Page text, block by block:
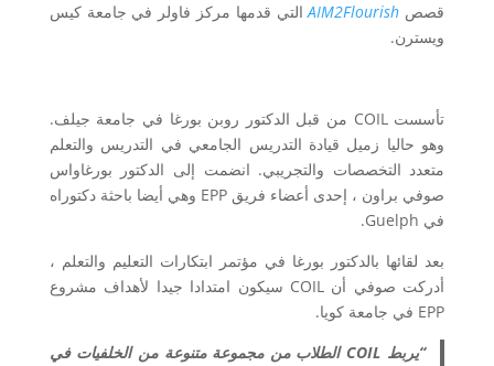
قصص AIM2Flourishالتي قدمها مركز فاولر في جامعة كيس
ويسترن.
تأسست COIL من قبل الدكتور روبن بورغا في جامعة جيلف.
وهو حاليا زميل قيادة التدريس الجامعي في التدريس والتعلم
متعدد التخصصات والتجريبي. انضمت إلى الدكتور بورغاواس
صوفي براون ، إحدى أعضاء فريق EPP وهي أيضا باحثة دكتوراه
في Guelph.
بعد لقائها بالدكتور بورغا في مؤتمر ابتكارات التعليم والتعلم ،
أدركت صوفي أن COIL سيكون امتدادا جيدا لأهداف مشروع
EPP في جامعة كويا.
“يربط COIL الطلاب من مجموعة متنوعة من الخلفيات في